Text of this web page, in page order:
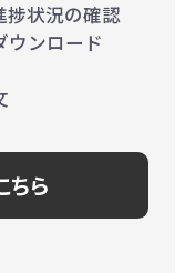
捗状況の確認
ウンロード
ちら